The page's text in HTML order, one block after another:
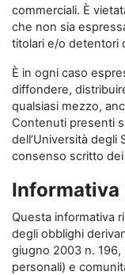
commerciali. È
che non sia
titolari e/o detentori
È in ogni caso
diffondere,
qualsiasi mezzo,
Contenuti presenti
dell’Università degli
consenso scritto
Informativa
Questa informativa
degli obblighi
giugno 2003 n.
personali) e